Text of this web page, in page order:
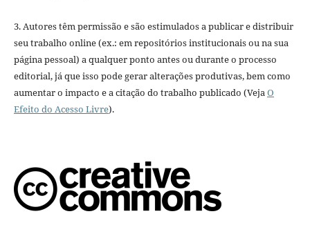
3. Autores têm permissão e são estimulados a publicar e distribuir
seu trabalho online (ex.: em repositórios institucionais ou na sua
página pessoal) a qualquer ponto antes ou durante o processo
editorial, já que isso pode gerar alterações produtivas, bem como
aumentar o impacto e a citação do trabalho publicado (VejaO
Efeito do Acesso Livre).